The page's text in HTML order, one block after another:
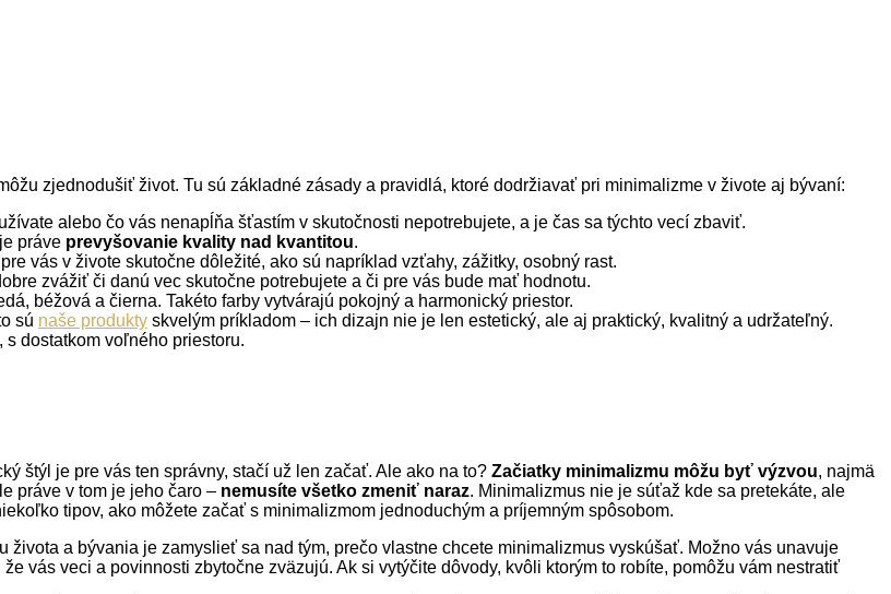
zjednodušiť život. Tu sú základné zásady a pravidlá, ktoré dodržiavať pri minimalizme v živote aj bývaní:
alebo čo vás nenapĺňa šťastím v skutočnosti nepotrebujete, a je čas sa týchto vecí zbaviť.
práve prevyšovanie kvality nad kvantitou.
vás v živote skutočne dôležité, ako sú napríklad vzťahy, zážitky, osobný rast.
zvážiť či danú vec skutočne potrebujete a či pre vás bude mať hodnotu.
béžová a čierna. Takéto farby vytvárajú pokojný a harmonický priestor.
sú naše produkty skvelým príkladom – ich dizajn nie je len estetický, ale aj praktický, kvalitný a udržateľný.
dostatkom voľného priestoru.
štýl je pre vás ten správny, stačí už len začať. Ale ako na to? Začiatky minimalizmu môžu byť výzvou, najmä
práve v tom je jeho čaro – nemusíte všetko zmeniť naraz. Minimalizmus nie je súťaž kde sa pretekáte, ale
tipov, ako môžete začať s minimalizmom jednoduchým a príjemným spôsobom.
života a bývania je zamyslieť sa nad tým, prečo vlastne chcete minimalizmus vyskúšať. Možno vás unavuje
vás veci a povinnosti zbytočne zväzujú. Ak si vytýčite dôvody, kvôli ktorým to robíte, pomôžu vám nestratiť